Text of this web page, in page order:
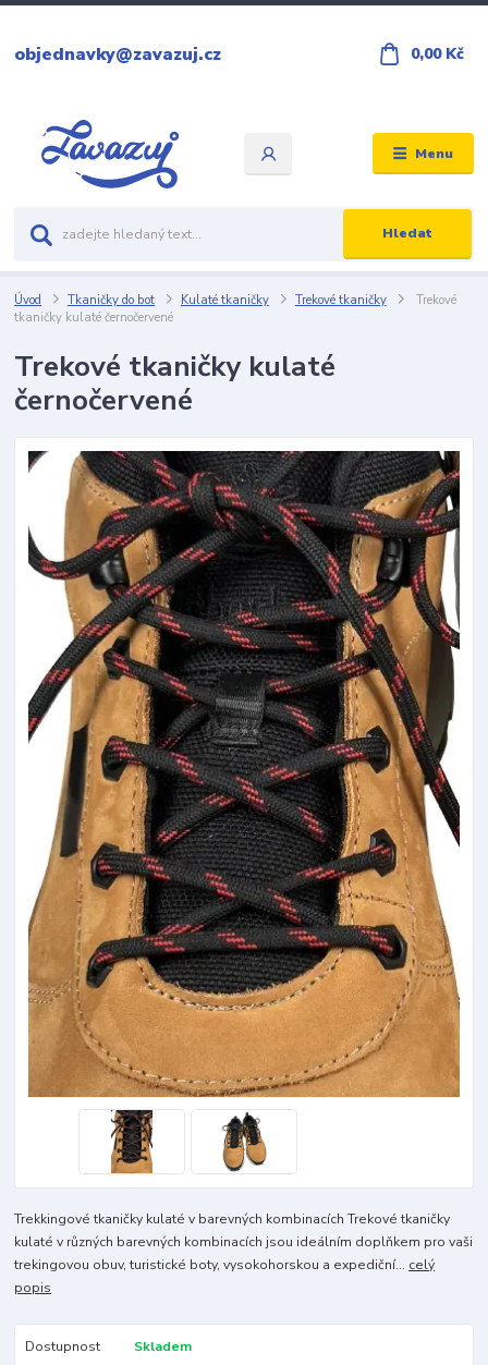
Menu
Hledat
objednavky@zavazuj.cz 0,00 Kč
Úvod Tkaničky do bot Kulaté tkaničky Trekové tkaničky
Trekové
tkaničky kulaté černočervené
Trekové tkaničky kulaté
černočervené
Trekkingové tkaničky kulaté v barevných kombinacích Trekové tkaničky
kulaté v různých barevných kombinacích jsou ideálním doplňkem pro vaši
trekingovou obuv, turistické boty, vysokohorskou a expediční... celý
popis
Dostupnost
Skladem